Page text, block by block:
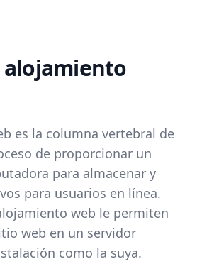
alojamiento
es la columna vertebral de
de proporcionar un
para almacenar y
para usuarios en línea.
web le permiten
web en un servidor
como la suya.